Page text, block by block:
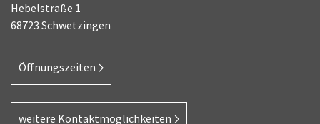
Hebelstraße 1
68723 Schwetzingen
Öffnungszeiten
weitere Kontaktmöglichkeiten